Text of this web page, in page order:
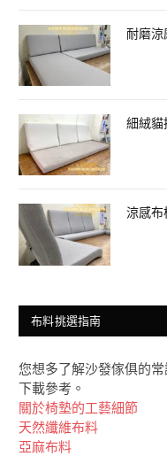
耐磨
細絨
涼感
布料挑選指南
您想多了解沙發傢俱的常
下載參考。
關於椅墊的工藝細節
天然纖維布料
亞麻布料